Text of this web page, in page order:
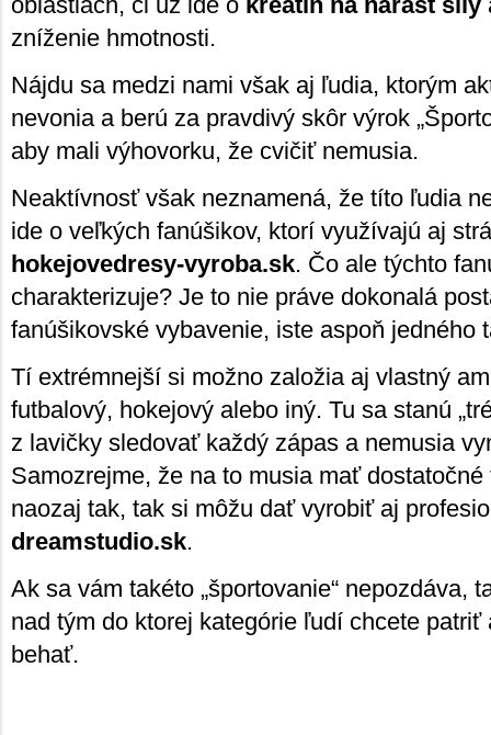
oblastiach, či už ide o kreatin na nárast sily
zníženie hmotnosti.
Nájdu sa medzi nami však aj ľudia, ktorým
nevonia a berú za pravdivý skôr výrok
aby mali výhovorku, že cvičiť nemusia.
Neaktívnosť však neznamená, že títo ľudia
ide o veľkých fanúšikov, ktorí využívajú aj
hokejovedresy-vyroba.sk. Čo ale týchto
charakterizuje? Je to nie práve dokonalá
fanúšikovské vybavenie, iste aspoň jedného
Tí extrémnejší si možno založia aj vlastný
futbalový, hokejový alebo iný. Tu sa stanú
z lavičky sledovať každý zápas a nemusia
Samozrejme, že na to musia mať
naozaj tak, tak si môžu dať vyrobiť aj
dreamstudio.sk.
Ak sa vám takéto „športovanie“ nepozdáva,
nad tým do ktorej kategórie ľudí chcete patriť
behať.